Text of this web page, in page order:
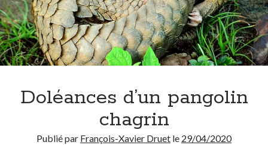
Doléances d’un pangolin
chagrin
Publié par François-Xavier Druet le 29/04/2020